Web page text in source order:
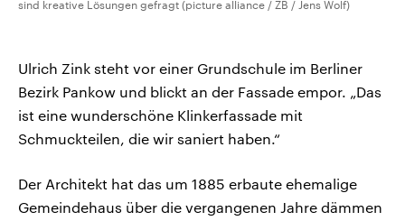
sind kreative Lösungen gefragt (picture alliance / ZB / Jens Wolf)
Ulrich Zink steht vor einer Grundschule im Berliner
Bezirk Pankow und blickt an der Fassade empor. „Das
ist eine wunderschöne Klinkerfassade mit
Schmuckteilen, die wir saniert haben.“
Der Architekt hat das um 1885 erbaute ehemalige
Gemeindehaus über die vergangenen Jahre dämmen